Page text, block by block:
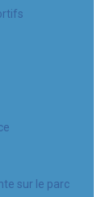
sur le parc